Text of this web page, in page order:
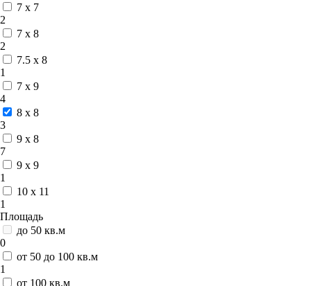
7 x 7
2
7 x 8
2
7.5 x 8
1
7 x 9
4
8 x 8
3
9 x 8
7
9 x 9
1
10 x 11
1
Площадь
до 50 кв.м
0
от 50 до 100 кв.м
1
от 100 кв.м